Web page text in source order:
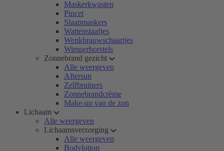
Maskerkwasten
Pincet
Slaapmaskers
Wattenstaafjes
Wenkbrauwschaartjes
Wimperborstels
Zonnebrand gezicht
Alle weergeven
Aftersun
Zelfbruiners
Zonnebrandcrème
Make-up van de zon
Lichaam
Alle weergeven
Lichaamsverzorging
Alle weergeven
Bodylotion